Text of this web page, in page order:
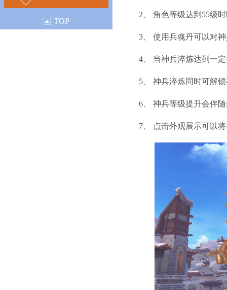
TOP
2、 角色等级达到55级
3、 使用兵魂丹可以对
4、 当神兵淬炼达到一
5、 神兵淬炼同时可解
6、 神兵等级提升会伴
7、 点击外观展示可以